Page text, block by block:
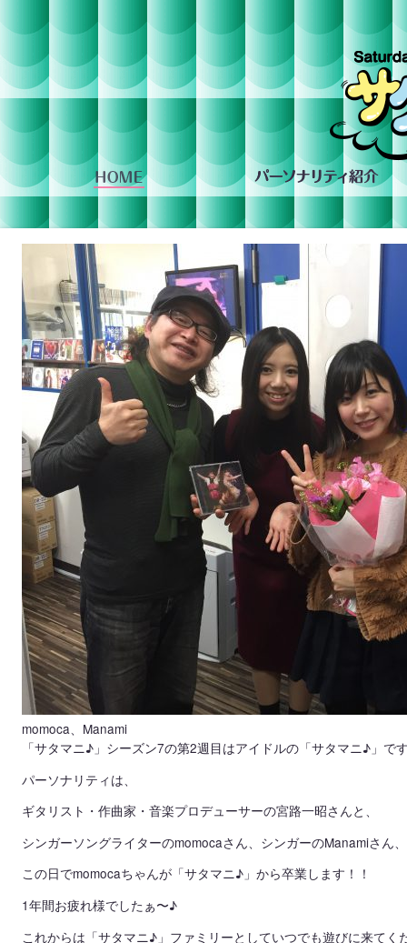
momoca、Manami
「サタマニ♪」シーズン7の第2週目はアイドルの「サタマニ♪」で
パーソナリティは、
ギタリスト・作曲家・音楽プロデューサーの宮路一昭さんと、
シンガーソングライターのmomocaさん、シンガーのManamiさん
この日でmomocaちゃんが「サタマニ♪」から卒業します！！
1年間お疲れ様でしたぁ〜♪
これからは「サタマニ♪」ファミリーとしていつでも遊びに来てく